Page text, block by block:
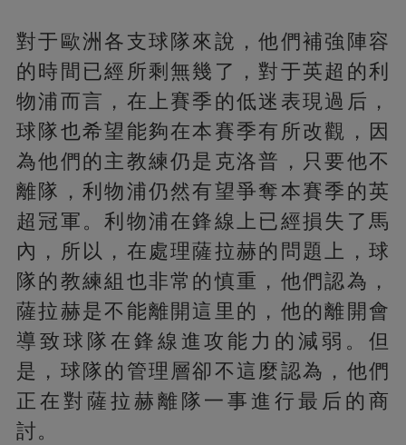
對于歐洲各支球隊來說，他們補強陣容
的時間已經所剩無幾了，對于英超的利
物浦而言，在上賽季的低迷表現過后，
球隊也希望能夠在本賽季有所改觀，因
為他們的主教練仍是克洛普，只要他不
離隊，利物浦仍然有望爭奪本賽季的英
超冠軍。利物浦在鋒線上已經損失了馬
內，所以，在處理薩拉赫的問題上，球
隊的教練組也非常的慎重，他們認為，
薩拉赫是不能離開這里的，他的離開會
導致球隊在鋒線進攻能力的減弱。但
是，球隊的管理層卻不這麼認為，他們
正在對薩拉赫離隊一事進行最后的商
討。